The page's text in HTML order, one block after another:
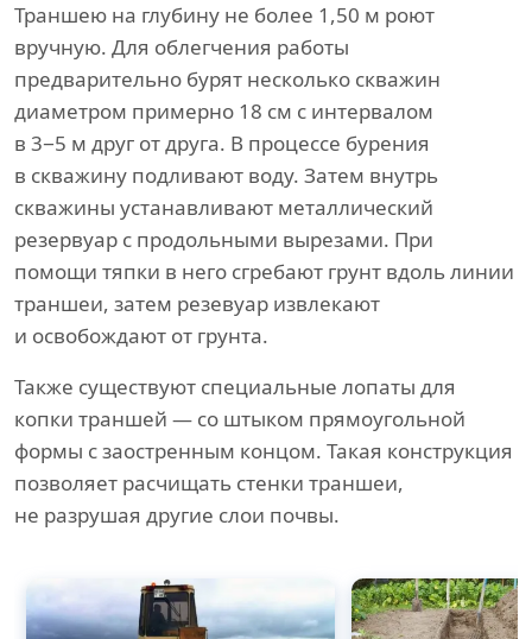
Траншею на глубину не более 1,50 м роют
вручную. Для облегчения работы
предварительно бурят несколько скважин
диаметром примерно 18 см с интервалом
в 3−5 м друг от друга. В процессе бурения
в скважину подливают воду. Затем внутрь
скважины устанавливают металлический
резервуар с продольными вырезами. При
помощи тяпки в него сгребают грунт вдоль линии
траншеи, затем резевуар извлекают
и освобождают от грунта.
Также существуют специальные лопаты для
копки траншей — со штыком прямоугольной
формы с заостренным концом. Такая конструкция
позволяет расчищать стенки траншеи,
не разрушая другие слои почвы.